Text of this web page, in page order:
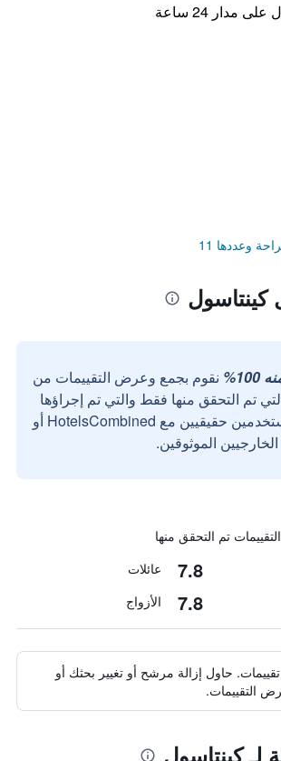
مدار 24 ساعة
وعددها 11
كينتاسول
نقوم بجمع وعرض التقييمات من
تم التحقق منها فقط والتي تم إجراؤها
بواسطة مستخدمين حقيقيين مع HotelsCombined أو
الموثوقين.
7.8 عائلات
7.8 الأزواج
حاول إزالة مرشح أو تغيير بحثك أو
التقييمات.
لـ كينتاسول